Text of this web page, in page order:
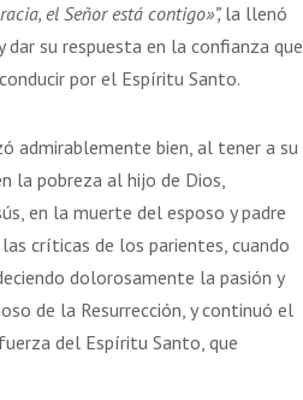
el Señor está contigo»”,la llenó
su respuesta en la confianza que
por el Espíritu Santo.
admirablemente bien, al tener a su
la pobreza al hijo de Dios,
en la muerte del esposo y padre
críticas de los parientes, cuando
dolorosamente la pasión y
de la Resurrección, y continuó el
del Espíritu Santo, que